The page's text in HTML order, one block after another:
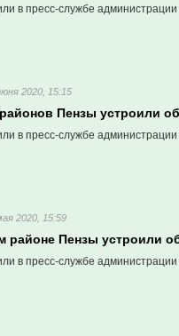
в пресс-службе
2020, 15:15
Пензы устроили
в пресс-службе
2020, 15:59
районе Пензы устроили
в пресс-службе